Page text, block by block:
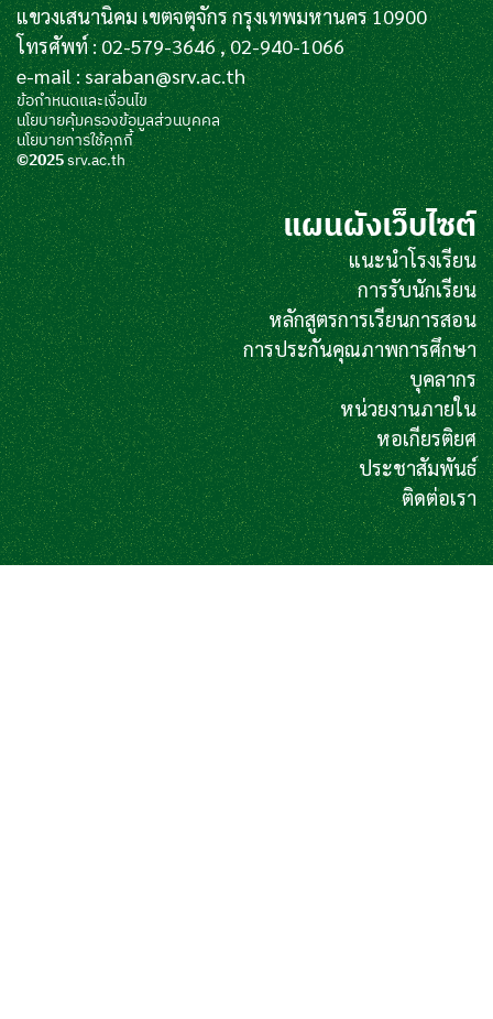
แขวงเสนานิคม เขตจตุจักร กรุงเทพมหานคร 10900
โทรศัพท์ : 02-579-3646 , 02-940-1066
e-mail :saraban@srv.ac.th
ข้อกำหนดและเงื่อนไข
นโยบายคุ้มครองข้อมูลส่วนบุคคล
นโยบายการใช้คุกกี้
©2025srv.ac.th
แผนผังเว็บไซต์
แนะนำโรงเรียน
การรับนักเรียน
หลักสูตรการเรียนการสอน
การประกันคุณภาพการศึกษา
บุคลากร
หน่วยงานภายใน
หอเกียรติยศ
ประชาสัมพันธ์
ติดต่อเรา